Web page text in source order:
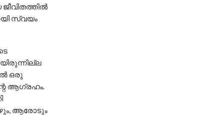
സ്വയം
ഒരു
ആഗ്രഹം.
ആരോടും